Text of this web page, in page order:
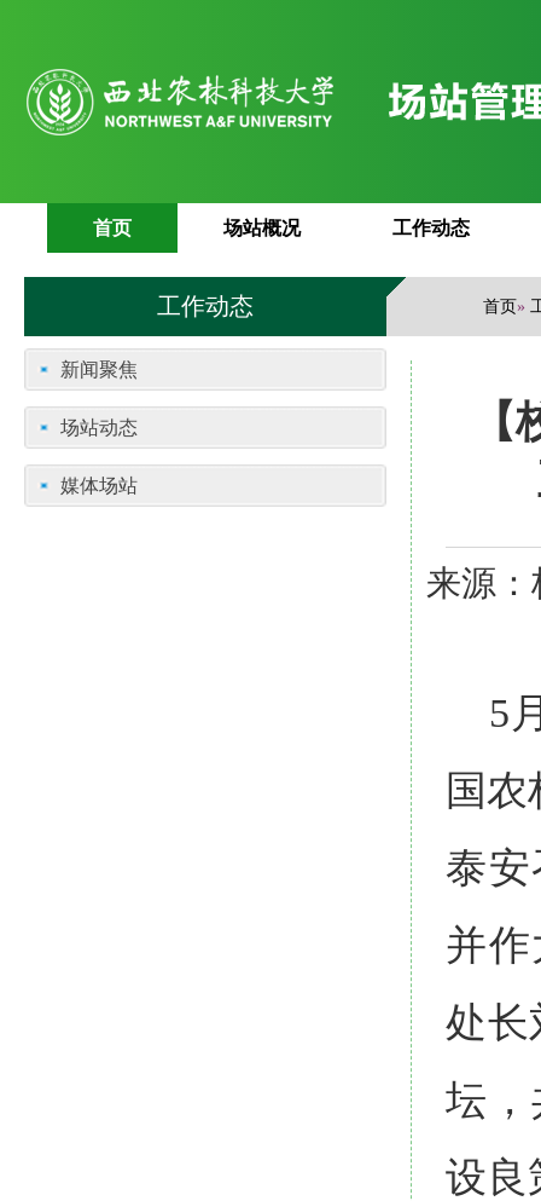
首页 场站概况 工作动态
工作动态 首页»
新闻聚焦
场站动态
媒体场站
来源
5
国
泰
并
处长
坛
设良